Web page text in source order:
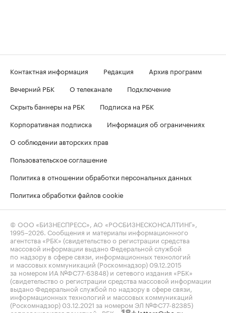
Контактная информация Редакция
Архив программ
Вечерний РБК
О телеканале
Подключение
Скрыть баннеры на РБК
Подписка на РБК
Корпоративная подписка
Информация об ограничениях
О соблюдении авторских прав
Пользовательское соглашение
Политика в отношении обработки персональных данных
Политика обработки файлов cookie
© ООО «БИЗНЕСПРЕСС», АО «РОСБИЗНЕСКОНСАЛТИНГ»,
1995–2026 . Сообщения и материалы информационного
агентства «РБК» (свидетельство о регистрации средства
массовой информации выдано Федеральной службой
по надзору в сфере связи, информационных технологий
и массовых коммуникаций (Роскомнадзор) 09.12.2015
за номером ИА №ФС77-63848) и сетевого издания «РБК»
(свидетельство о регистрации средства массовой информации
выдано Федеральной службой по надзору в сфере связи,
информационных технологий и массовых коммуникаций
(Роскомнадзор) 03.12.2021 за номером ЭЛ №ФС77-82385)